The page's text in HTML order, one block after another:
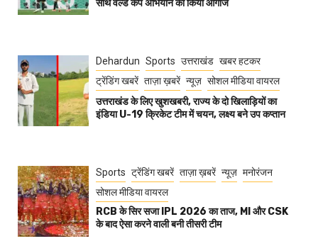
साथ वर्ल्ड कप अभियान का किया आगाज
Dehardun Sports उत्तराखंड खबर हटकर
ट्रेंडिंग खबरें ताज़ा ख़बरें न्यूज़ सोशल मीडिया वायरल
उत्तराखंड के लिए खुशखबरी, राज्य के दो खिलाड़ियों का
इंडिया U-19 क्रिकेट टीम में चयन, लक्ष्य बने उप कप्तान
Sports ट्रेंडिंग खबरें ताज़ा ख़बरें न्यूज़ मनोरंजन
सोशल मीडिया वायरल
RCB के सिर सजा IPL 2026 का ताज, MI और CSK
के बाद ऐसा करने वाली बनी तीसरी टीम